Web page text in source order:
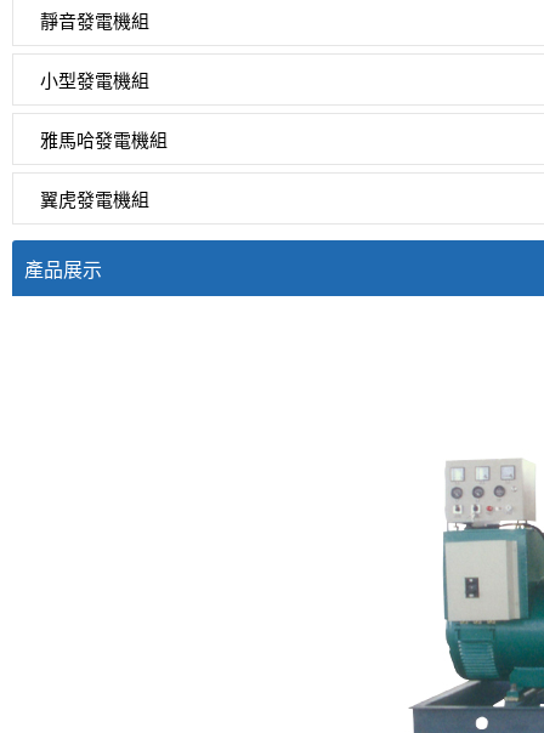
靜音發電機組
小型發電機組
雅馬哈發電機組
翼虎發電機組
產品展示